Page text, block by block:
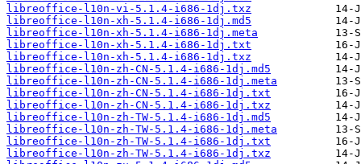
libreoffice-l10n-vi-5.1.4-i686-1dj.txz
libreoffice-l10n-xh-5.1.4-i686-1dj.md5
libreoffice-l10n-xh-5.1.4-i686-1dj.meta
libreoffice-l10n-xh-5.1.4-i686-1dj.txt
libreoffice-l10n-xh-5.1.4-i686-1dj.txz
libreoffice-l10n-zh-CN-5.1.4-i686-1dj.md5
libreoffice-l10n-zh-CN-5.1.4-i686-1dj.meta
libreoffice-l10n-zh-CN-5.1.4-i686-1dj.txt
libreoffice-l10n-zh-CN-5.1.4-i686-1dj.txz
libreoffice-l10n-zh-TW-5.1.4-i686-1dj.md5
libreoffice-l10n-zh-TW-5.1.4-i686-1dj.meta
libreoffice-l10n-zh-TW-5.1.4-i686-1dj.txt
libreoffice-l10n-zh-TW-5.1.4-i686-1dj.txz